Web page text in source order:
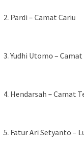
‎2. Pardi – Camat Cariu
‎3. Yudhi Utomo –
‎4. Hendarsah – Camat
‎5. Fatur Ari Setyanto –